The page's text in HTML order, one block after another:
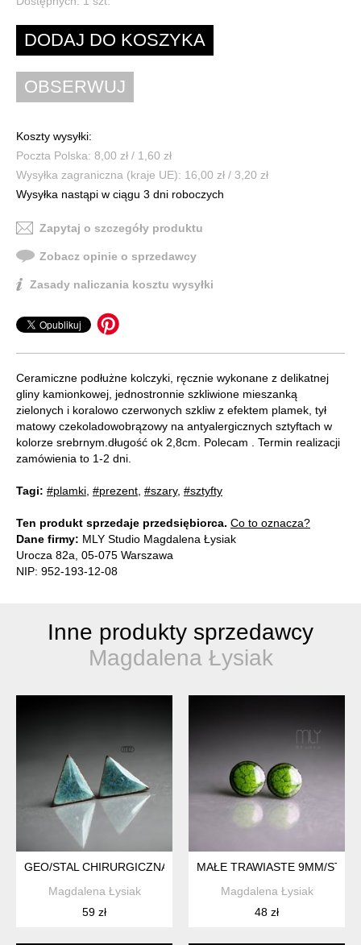
Koszty wysyłki:
Poczta Polska: 8,00 zł / 1,60 zł
Wysyłka zagraniczna (kraje UE): 16,00 zł / 3,20 zł
Wysyłka nastąpi w ciągu 3 dni roboczych
Zapytaj o szczegóły produktu
Zobacz opinie o sprzedawcy
Zasady naliczania kosztu wysyłki
Ceramiczne podłużne kolczyki, ręcznie wykonane z delikatnej
gliny kamionkowej, jednostronnie szkliwione mieszanką
zielonych i koralowo czerwonych szkliw z efektem plamek, tył
matowy czekoladowobrązowy na antyalergicznych sztyftach w
kolorze srebrnym.długość ok 2,8cm. Polecam . Termin realizacji
zamówienia to 1-2 dni.
Tagi: #plamki #prezent #szary, #sztyfty
Ten produkt sprzedaje przedsiębiorca. Co to oznacza?
Dane firmy: MLY Studio Magdalena Łysiak
Urocza 82a, 05-075 Warszawa
NIP: 952-193-12-08
Inne produkty sprzedawcy
Magdalena Łysiak
GEO/STAL CHIRURGICZNA/
Magdalena Łysiak
59 zł
MAŁE TRAWIASTE 9MM/STAL
Magdalena Łysiak
48 zł